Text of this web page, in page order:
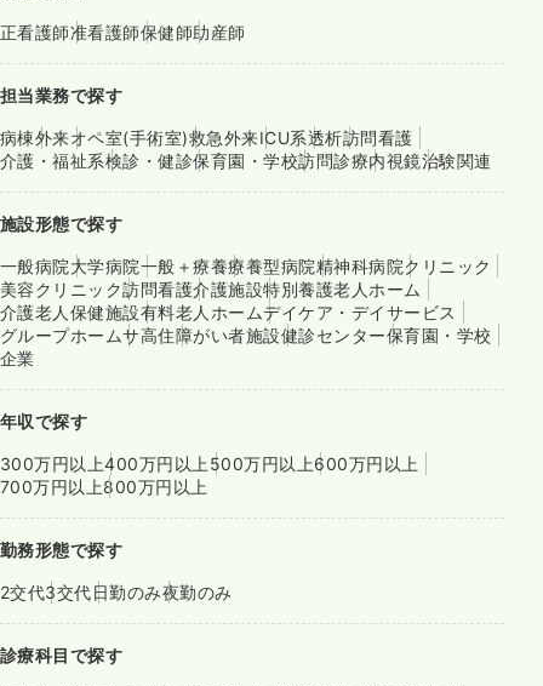
正看護師准看護師保健師助産師
担当業務で探す
病棟外来オペ室(手術室)救急外来ICU系透析訪問看護
介護・福祉系検診・健診保育園・学校訪問診療内視鏡治験関連
施設形態で探す
一般病院大学病院一般＋療養療養型病院精神科病院クリニック
美容クリニック訪問看護介護施設特別養護老人ホーム
介護老人保健施設有料老人ホームデイケア・デイサービス
グループホームサ高住障がい者施設健診センター保育園・学校
企業
年収で探す
300万円以上400万円以上 500万円以上600万円以上
700万円以上800万円以上
勤務形態で探す
2交代3交代日勤のみ夜勤のみ
診療科目で探す